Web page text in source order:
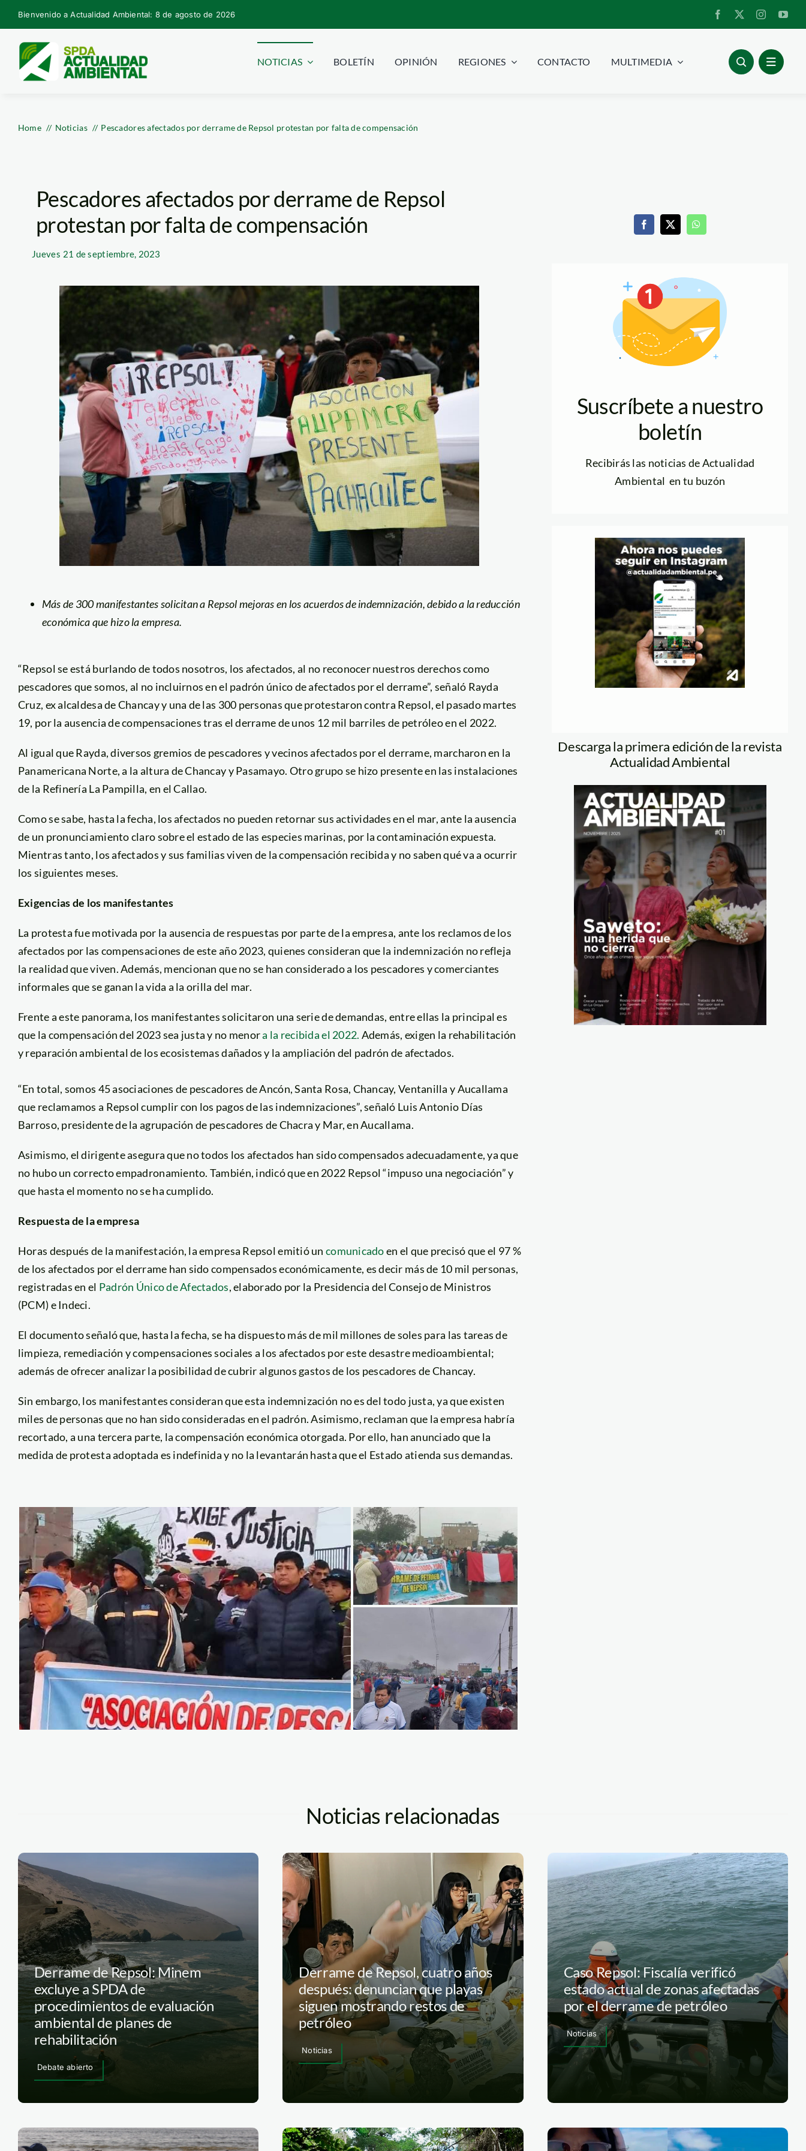
Skip
to
content
Bienvenido a Actualidad Ambiental: 8 de agosto de 2026
NOTICIAS BOLETÍN OPINIÓN REGIONES CONTACTO MULTIMEDIA
Home Noticias Pescadores afectados por derrame de Repsol protestan por falta de compensación
Pescadores afectados por derrame de Repsol
protestan por falta de compensación
Jueves 21 de septiembre, 2023
Más de 300 manifestantes solicitan a Repsol mejoras en los acuerdos de indemnización, debido a la reducción
económica que hizo la empresa.
“Repsol se está burlando de todos nosotros, los afectados, al no reconocer nuestros derechos como
pescadores que somos, al no incluirnos en el padrón único de afectados por el derrame”, señaló Rayda
Cruz, ex alcaldesa de Chancay y una de las 300 personas que protestaron contra Repsol, el pasado martes
19, por la ausencia de compensaciones tras el derrame de unos 12 mil barriles de petróleo en el 2022.
Al igual que Rayda, diversos gremios de pescadores y vecinos afectados por el derrame, marcharon en la
Panamericana Norte, a la altura de Chancay y Pasamayo. Otro grupo se hizo presente en las instalaciones
de la Refinería La Pampilla, en el Callao.
Como se sabe, hasta la fecha, los afectados no pueden retornar sus actividades en el mar, ante la ausencia
de un pronunciamiento claro sobre el estado de las especies marinas, por la contaminación expuesta.
Mientras tanto, los afectados y sus familias viven de la compensación recibida y no saben qué va a ocurrir
los siguientes meses.
Exigencias de los manifestantes
La protesta fue motivada por la ausencia de respuestas por parte de la empresa, ante los reclamos de los
afectados por las compensaciones de este año 2023, quienes consideran que la indemnización no refleja
la realidad que viven. Además, mencionan que no se han considerado a los pescadores y comerciantes
informales que se ganan la vida a la orilla del mar.
Frente a este panorama, los manifestantes solicitaron una serie de demandas, entre ellas la principal es
que la compensación del 2023 sea justa y no menora la recibida el 2022. Además, exigen la rehabilitación
y reparación ambiental de los ecosistemas dañados y la ampliación del padrón de afectados.
“En total, somos 45 asociaciones de pescadores de Ancón, Santa Rosa, Chancay, Ventanilla y Aucallama
que reclamamos a Repsol cumplir con los pagos de las indemnizaciones”, señaló Luis Antonio Días
Barroso, presidente de la agrupación de pescadores de Chacra y Mar, en Aucallama.
Asimismo, el dirigente asegura que no todos los afectados han sido compensados adecuadamente, ya que
no hubo un correcto empadronamiento. También, indicó que en 2022 Repsol “impuso una negociación” y
que hasta el momento no se ha cumplido.
Respuesta de la empresa
Horas después de la manifestación, la empresa Repsol emitió un comunicadoen el que precisó que el 97 %
de los afectados por el derrame han sido compensados económicamente, es decir más de 10 mil personas,
registradas en el Padrón Único de Afectados, elaborado por la Presidencia del Consejo de Ministros
(PCM) e Indeci.
El documento señaló que, hasta la fecha, se ha dispuesto más de mil millones de soles para las tareas de
limpieza, remediación y compensaciones sociales a los afectados por este desastre medioambiental;
además de ofrecer analizar la posibilidad de cubrir algunos gastos de los pescadores de Chancay.
Sin embargo, los manifestantes consideran que esta indemnización no es del todo justa, ya que existen
miles de personas que no han sido consideradas en el padrón. Asimismo, reclaman que la empresa habría
recortado, a una tercera parte, la compensación económica otorgada. Por ello, han anunciado que la
medida de protesta adoptada es indefinida y no la levantarán hasta que el Estado atienda sus demandas.
Suscríbete a nuestro
boletín
Recibirás las noticias de Actualidad
Ambiental en tu buzón
Descarga la primera edición de la revista
Actualidad Ambiental
Noticias relacionadas
Derrame de Repsol: Minem
excluye a SPDA de
procedimientos de evaluación
ambiental de planes de
rehabilitación
Debate abierto
Derrame de Repsol, cuatro años
después: denuncian que playas
siguen mostrando restos de
petróleo
Noticias
Caso Repsol: Fiscalía verificó
estado actual de zonas afectadas
por el derrame de petróleo
Noticias